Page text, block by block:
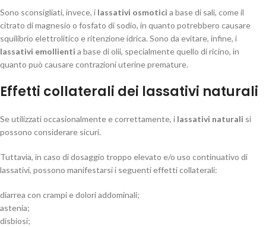
Sono sconsigliati, invece, i lassativi osmotici a base di sali, come il
citrato di magnesio o fosfato di sodio, in quanto potrebbero causare
squilibrio elettrolitico e ritenzione idrica. Sono da evitare, infine, i
lassativi emollienti a base di olii, specialmente quello di ricino, in
quanto può causare contrazioni uterine premature.
Effetti collaterali dei lassativi naturali
Se utilizzati occasionalmente e correttamente, i lassativi naturali si
possono considerare sicuri.
Tuttavia, in caso di dosaggio troppo elevato e/o uso continuativo di
lassativi, possono manifestarsi i seguenti effetti collaterali:
diarrea con crampi e dolori addominali;
astenia;
disbiosi;